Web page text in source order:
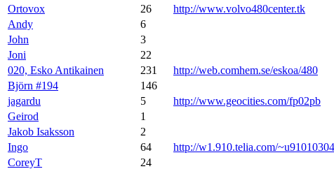
Ortovox
26 http://www.volvo480center.tk
Andy
6
John
3
Joni
22
020, Esko Antikainen
231 http://web.comhem.se/eskoa/480
Björn #194
146
jagardu
5 http://www.geocities.com/fp02pb
Geirod
1
Jakob Isaksson
2
Ingo
64 http://w1.910.telia.com/
CoreyT
24